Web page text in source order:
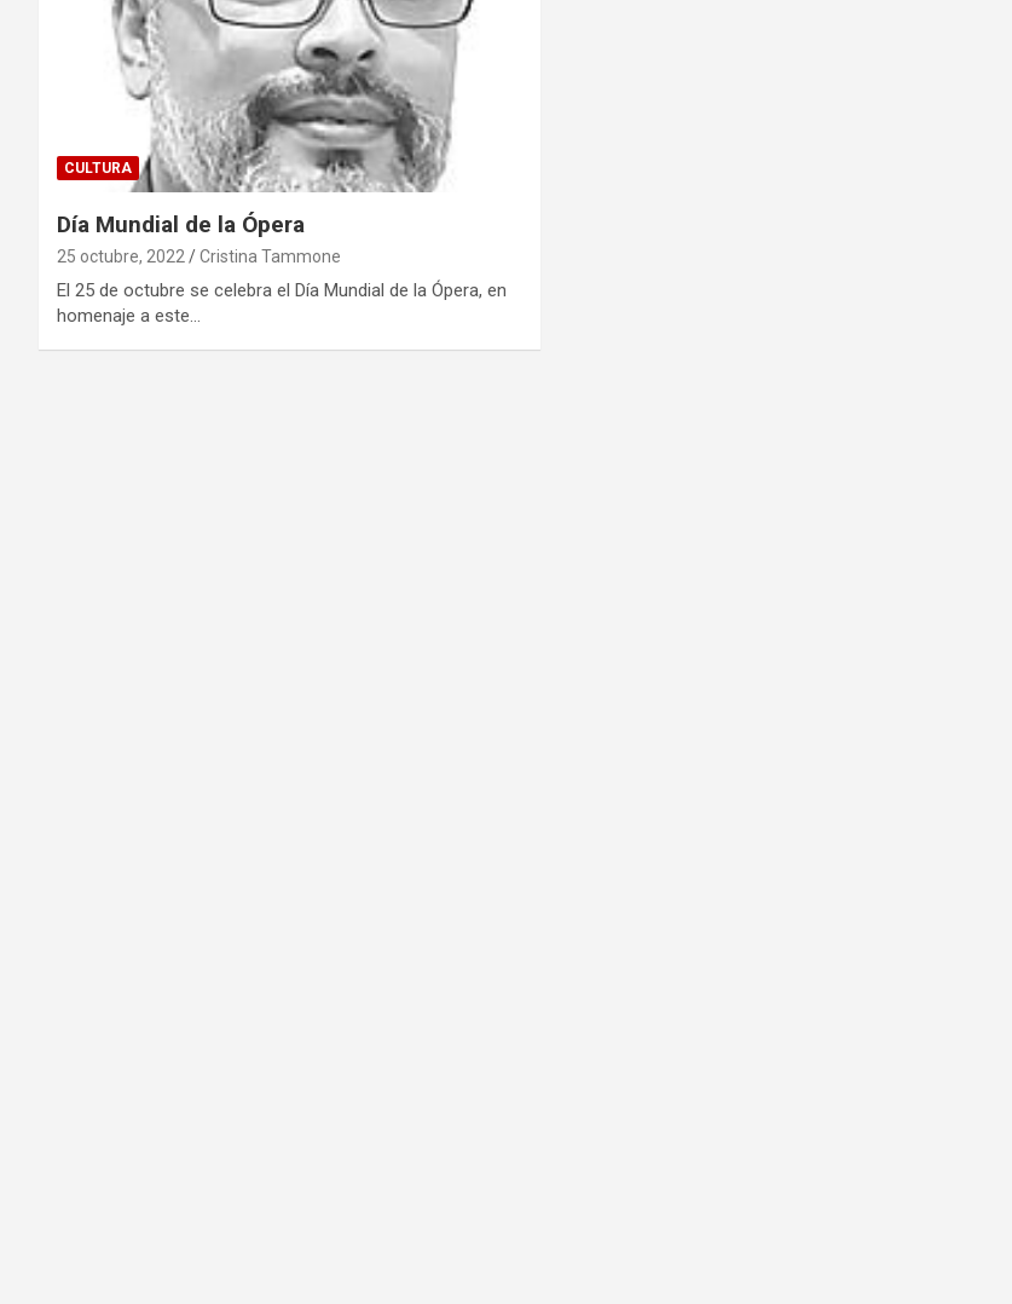
CULTURA
Día Mundial de la Ópera
25 octubre, 2022 Cristina Tammone
El 25 de octubre se celebra el Día Mundial de la Ópera, en
homenaje a este…